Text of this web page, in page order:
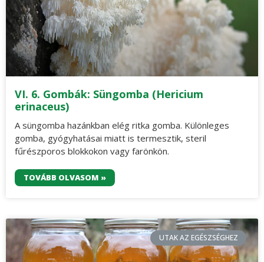
VI. 6. Gombák: Süngomba (Hericium
erinaceus)
A süngomba hazánkban elég ritka gomba. Különleges
gomba, gyógyhatásai miatt is termesztik, steril
fűrészporos blokkokon vagy farönkön.
TOVÁBB OLVASOM »
UTAK AZ EGÉSZSÉGHEZ